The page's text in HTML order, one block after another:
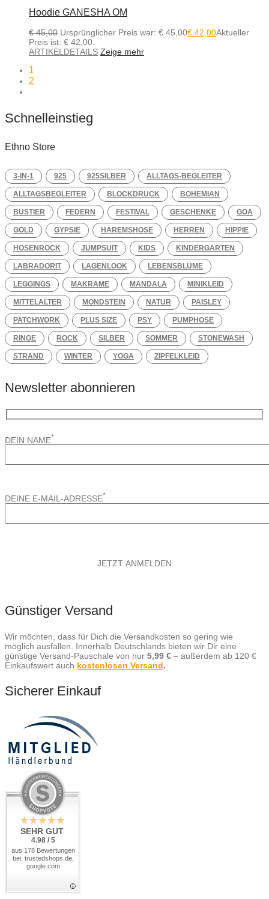
Hoodie GANESHA OM
€45,00 Ursprünglicher Preis war: € 45,00€ 42,00Aktueller
Preis ist: € 42,00.
ARTIKELDETAILS Zeige mehr
1
2
Schnelleinstieg
Ethno Store
3-IN-1 925 925SILBER ALLTAGS-BEGLEITER
ALLTAGSBEGLEITER BLOCKDRUCK BOHEMIAN
BUSTIER FEDERN FESTIVAL GESCHENKE GOA
GOLD GYPSIE HAREMSHOSE HERREN HIPPIE
HOSENROCK JUMPSUIT KIDS KINDERGARTEN
LABRADORIT LAGENLOOK LEBENSBLUME
LEGGINGS MAKRAME MANDALA MINIKLEID
MITTELALTER MONDSTEIN NATUR PAISLEY
PATCHWORK PLUS SIZE PSY PUMPHOSE
RINGE ROCK SILBER SOMMER STONEWASH
STRAND WINTER YOGA ZIPFELKLEID
Newsletter abonnieren
DEIN NAME*
DEINE E-MAIL-ADRESSE*
Günstiger Versand
Wir möchten, dass für Dich die Versandkosten so gering wie
möglich ausfallen. Innerhalb Deutschlands bieten wir Dir eine
günstige Versand-Pauschale von nur 5,99 € – außerdem ab 120 €
Einkaufswert auch kostenlosen Versand.
Sicherer Einkauf
SEHR GUT
4.98 / 5
aus 178 Bewertungen
bei: trustedshops.de,
google.com